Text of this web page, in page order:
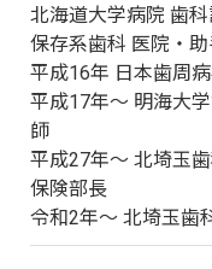
北海道大学病院 歯
保存系歯科 医院・
平成16年 日本歯周
平成17年～ 明海大
師
平成27年～ 北埼玉
保険部長
令和2年～ 北埼玉歯